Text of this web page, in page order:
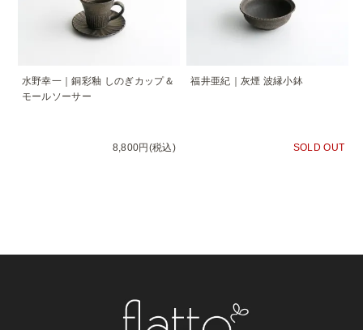
水野幸一｜銅彩釉 しのぎカップ＆
モールソーサー
8,800円(税込)
福井亜紀｜灰煙 波縁小鉢
SOLD OUT